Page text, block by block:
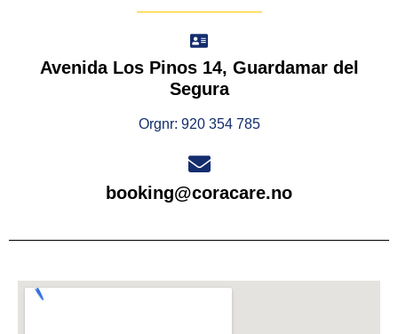
Avenida Los Pinos 14, Guardamar del
Segura
Orgnr: 920 354 785
booking@coracare.no